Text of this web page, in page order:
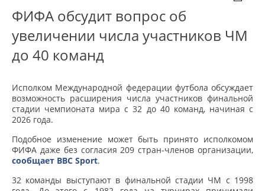
ФИФА обсудит вопрос об
увеличении числа участников ЧМ
до 40 команд
Исполком Международной федерации футбола обсуждает
возможность расширения числа участников финальной
стадии чемпионата мира с 32 до 40 команд, начиная с
2026 года.
Подобное изменение может быть принято исполкомом
ФИФА даже без согласия 209 стран-членов организации,
сообщает BBC Sport.
32 команды выступают в финальной стадии ЧМ с 1998